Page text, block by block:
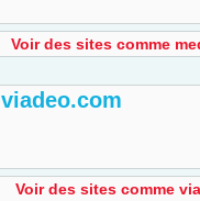
Voir des sites comme
viadeo.com
Voir des sites comme